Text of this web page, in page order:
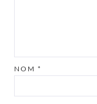
NOM *